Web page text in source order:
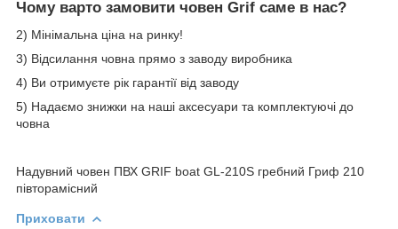
Чому варто замовити човен Grif саме в нас?
2) Мінімальна ціна на ринку!
3) Відсилання човна прямо з заводу виробника
4) Ви отримуєте рік гарантії від заводу
5) Надаємо знижки на наші аксесуари та комплектуючі до
човна
Надувний човен ПВХ GRIF boat GL-210S гребний Гриф 210
півторамісний
Приховати